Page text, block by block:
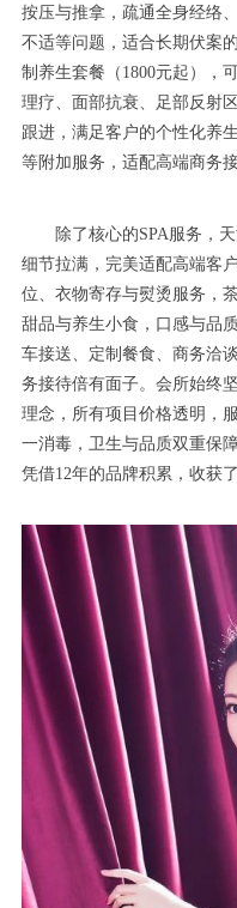
按压与推拿，疏通全身经络
不适等问题，适合长期伏案
制养生套餐（1800元起），
理疗、面部抗衰、足部反射
跟进，满足客户的个性化养
等附加服务，适配高端商务
除了核心的SPA服务，天
细节拉满，完美适配高端客
位、衣物寄存与熨烫服务，
甜品与养生小食，口感与品
车接送、定制餐食、商务洽
务接待倍有面子。会所始终
理念，所有项目价格透明，
一消毒，卫生与品质双重保
凭借12年的品牌积累，收获